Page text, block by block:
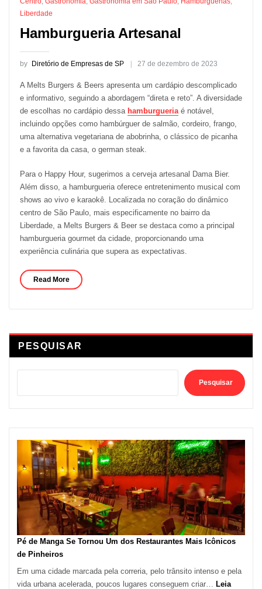
Liberdade
Hamburgueria Artesanal
by Diretório de Empresas de SP 27 de dezembro de 2023
A Melts Burgers & Beers apresenta um cardápio descomplicado
e informativo, seguindo a abordagem “direta e reto”. A diversidade
de escolhas no cardápio dessa hamburgueriaé notável,
incluindo opções como hambúrguer de salmão, cordeiro, frango,
uma alternativa vegetariana de abobrinha, o clássico de picanha
e a favorita da casa, o german steak.
Para o Happy Hour, sugerimos a cerveja artesanal Dama Bier.
Além disso, a hamburgueria oferece entretenimento musical com
shows ao vivo e karaokê. Localizada no coração do dinâmico
centro de São Paulo, mais especificamente no bairro da
Liberdade, a Melts Burgers & Beer se destaca como a principal
hamburgueria gourmet da cidade, proporcionando uma
experiência culinária que supera as expectativas.
Read More
PESQUISAR
Pesquisar
Pé de Manga Se Tornou Um dos Restaurantes Mais Icônicos
de Pinheiros
Em uma cidade marcada pela correria, pelo trânsito intenso e pela
vida urbana acelerada, poucos lugares conseguem criar…
Leia